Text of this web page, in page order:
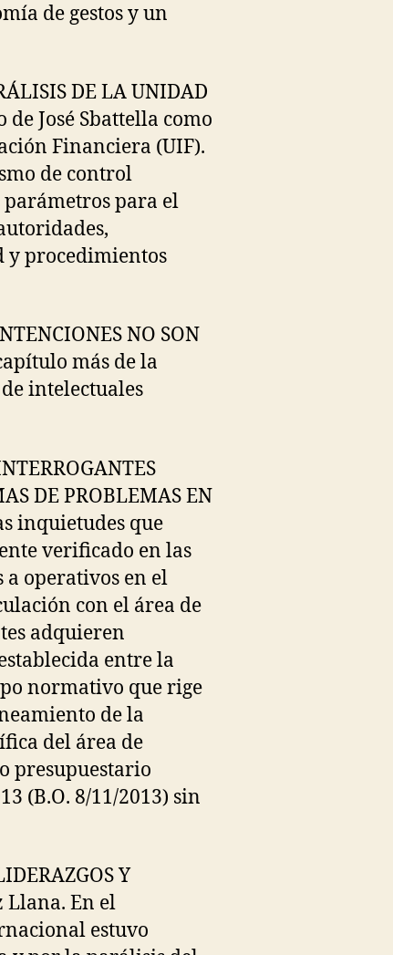
de gestos y un
DE LA UNIDAD
José Sbattella como
Financiera (UIF).
de control
parámetros para el
y procedimientos
NO SON
más de la
intelectuales
DE PROBLEMAS EN
inquietudes que
verificado en las
a operativos en el
con el área de
adquieren
entre la
normativo que rige
de la
del área de
presupuestario
(B.O. 8/11/2013) sin
Y
Llana. En el
estuvo